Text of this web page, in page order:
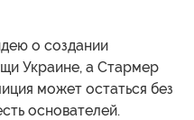
о создании
Украине, а Стармер
может остаться без
основателей.